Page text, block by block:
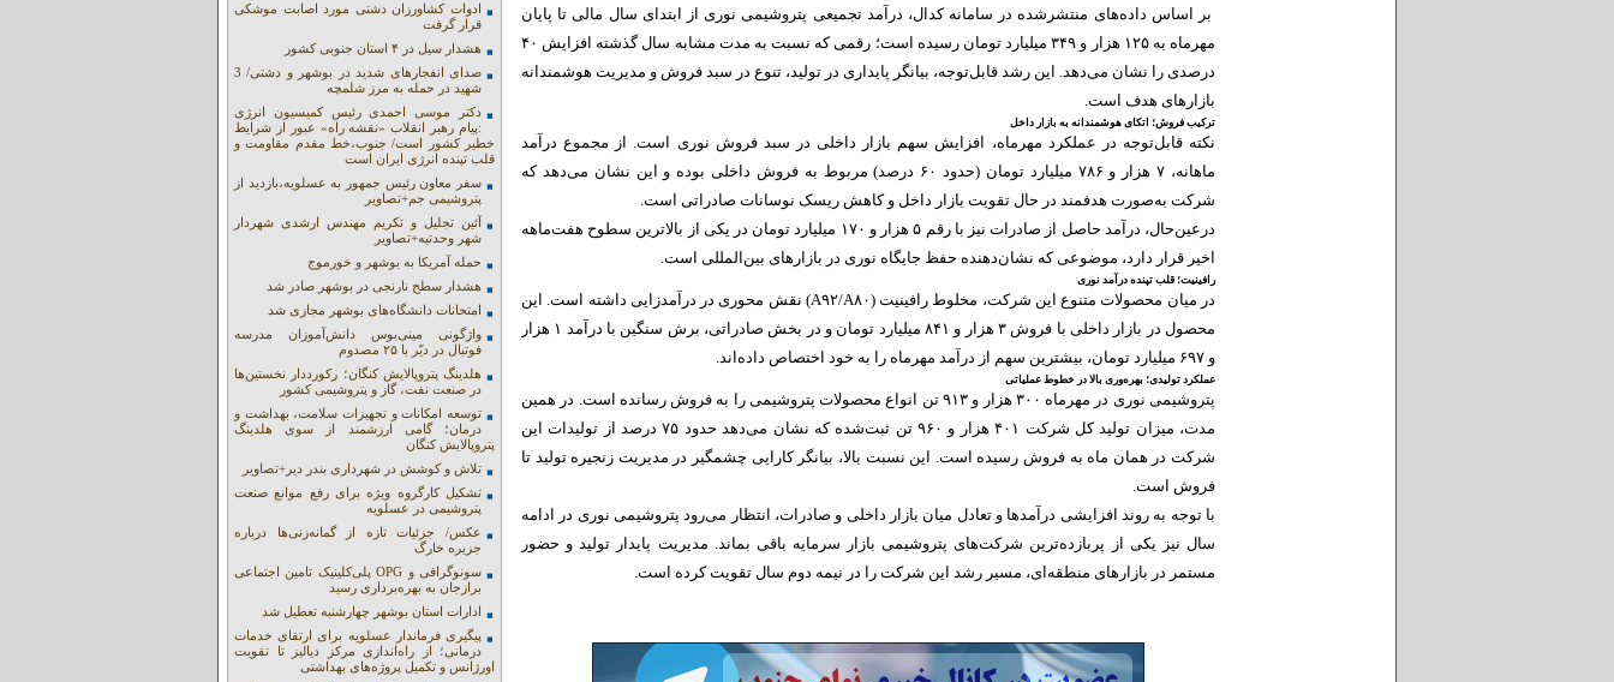
بر اساس داده‌های منتشرشده در سامانه کدال، درآمد تجمیعی پتروشیمی نوری از ابتدای سال مالی تا پایان
مهرماه به ۱۲۵ هزار و ۳۴۹ میلیارد تومان رسیده است؛ رقمی که نسبت به مدت مشابه سال گذشته افزایش ۴۰
درصدی را نشان می‌دهد. این رشد قابل‌توجه، بیانگر پایداری در تولید، تنوع در سبد فروش و مدیریت هوشمندانه
بازار‌های هدف است.
ترکیب فروش؛ اتکای هوشمندانه به بازار داخل
نکته قابل‌توجه در عملکرد مهرماه، افزایش سهم بازار داخلی در سبد فروش نوری است. از مجموع درآمد
ماهانه، ۷ هزار و ۷۸۶ میلیارد تومان (حدود ۶۰ درصد) مربوط به فروش داخلی بوده و این نشان می‌دهد که
شرکت به‌صورت هدفمند در حال تقویت بازار داخل و کاهش ریسک نوسانات صادراتی است.
درعین‌حال، درآمد حاصل از صادرات نیز با رقم ۵ هزار و ۱۷۰ میلیارد تومان در یکی از بالاترین سطوح هفت‌ماهه
اخیر قرار دارد، موضوعی که نشان‌دهنده حفظ جایگاه نوری در بازار‌های بین‌المللی است.
رافینیت؛ قلب تپنده درآمد نوری
در میان محصولات متنوع این شرکت، مخلوط رافینیت (A۹۲/A۸۰) نقش محوری در درآمدزایی داشته است. این
محصول در بازار داخلی با فروش ۳ هزار و ۸۴۱ میلیارد تومان و در بخش صادراتی، برش سنگین با درآمد ۱ هزار
و ۶۹۷ میلیارد تومان، بیشترین سهم از درآمد مهرماه را به خود اختصاص داده‌اند.
عملکرد تولیدی؛ بهره‌وری بالا در خطوط عملیاتی
پتروشیمی نوری در مهرماه ۳۰۰ هزار و ۹۱۳ تن انواع محصولات پتروشیمی را به فروش رسانده است. در همین
مدت، میزان تولید کل شرکت ۴۰۱ هزار و ۹۶۰ تن ثبت‌شده که نشان می‌دهد حدود ۷۵ درصد از تولیدات این
شرکت در همان ماه به فروش رسیده است. این نسبت بالا، بیانگر کارایی چشمگیر در مدیریت زنجیره تولید تا
فروش است.
با توجه به روند افزایشی درآمد‌ها و تعادل میان بازار داخلی و صادرات، انتظار می‌رود پتروشیمی نوری در ادامه
سال نیز یکی از پربازده‌ترین شرکت‌های پتروشیمی بازار سرمایه باقی بماند. مدیریت پایدار تولید و حضور
مستمر در بازار‌های منطقه‌ای، مسیر رشد این شرکت را در نیمه دوم سال تقویت کرده است.
ادوات کشاورزان دشتی مورد اصابت موشکی
قرار گرفت
هشدار سیل در ۴ استان جنوبی کشور
صدای انفجارهای شدید در بوشهر و دشتی/ 3
شهید در حمله به مرز شلمچه
دکتر موسی احمدی رئیس کمیسیون انرژی
:پیام رهبر انقلاب «نقشه راه» عبور از شرایط
خطیر کشور است/ جنوب،خط مقدم مقاومت و
قلب تپنده انرژی ایران است
سفر معاون رئیس جمهور به عسلویه،بازدید از
پتروشیمی جم+تصاویر
آئین تجلیل و تکریم مهندس ارشدی شهردار
شهر وحدتیه+تصاویر
حمله آمریکا به بوشهر و خورموج
هشدار سطح نارنجی در بوشهر صادر شد
امتحانات دانشگاه‌های بوشهر مجازی شد
واژگونی مینی‌بوس دانش‌آموزان مدرسه
فوتبال در دیّر با ۲۵ مصدوم
هلدینگ پتروپالایش کنگان؛ رکورددار نخستین‌ها
در صنعت نفت، گاز و پتروشیمی کشور
توسعه امکانات و تجهیزات سلامت، بهداشت و
درمان؛ گامی ارزشمند از سوی هلدینگ
پتروپالایش کنگان
تلاش و کوشش در شهرداری بندر دیر+تصاویر
تشکیل کارگروه ویژه برای رفع موانع صنعت
پتروشیمی در عسلویه
عکس/ جزئیات تازه از گمانه‌زنی‌ها درباره
جزیره خارگ
سونوگرافی و OPG پلی‌کلینیک تامین اجتماعی
برازجان به بهره‌برداری رسید
ادارات استان بوشهر چهارشنبه تعطیل شد
پیگیری فرماندار عسلویه برای ارتقای خدمات
درمانی؛ از راه‌اندازی مرکز دیالیز تا تقویت
اورژانس و تکمیل پروژه‌های بهداشتی